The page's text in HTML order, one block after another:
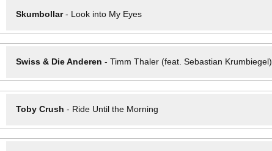
Skumbollar- Look into My Eyes
Swiss & Die Anderen - Timm Thaler (feat. Sebastian Krumbiegel)
Toby Crush - Ride Until the Morning